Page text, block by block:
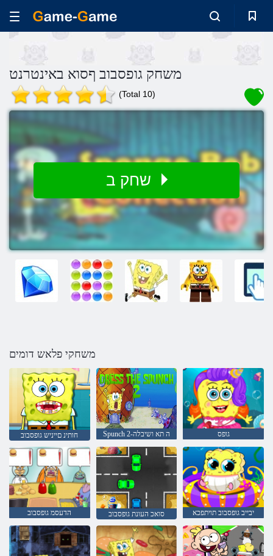
משחק גופסבוב ףסוא באינטרנט
(Total 10)
משחקי פלאש דומים
חותינ םייניש גופסבוב Spunch 2-ה תא ושיבלה גופס
הדעסמ גופסבוב סואכ העונת גופסבוב יבייב גופסבוב תויתפכא